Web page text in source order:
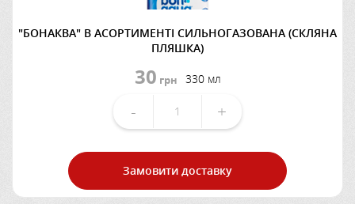
"БОНАКВА" В АСОРТИМЕНТІ СИЛЬНОГАЗОВАНА (СКЛЯНА
ПЛЯШКА)
30 грн 330 мл
- +
Замовити доставку